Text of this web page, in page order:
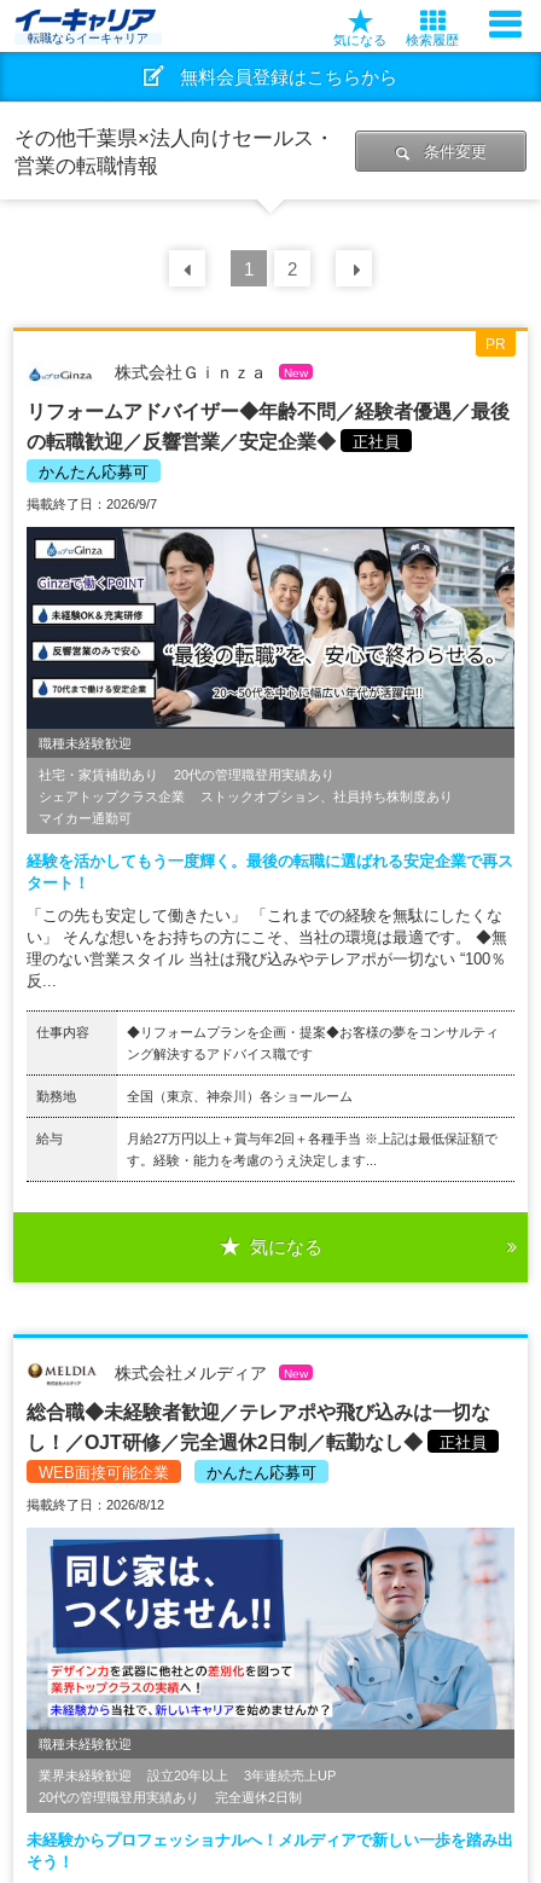
転職ならイーキャリア 気になる 検索履歴
無料会員登録はこちらから
その他千葉県×法人向けセールス・
営業の転職情報
条件変更
前の 30
1 2
株式会社Ｇｉｎｚａ New
リフォームアドバイザー◆年齢不問／経験者優遇／最後
の転職歓迎／反響営業／安定企業◆
正社員
かんたん応募可
掲載終了日：2026/9/7
職種未経験歓迎
社宅・家賃補助あり
20代の管理職登用実績あり
シェアトップクラス企業
ストックオプション、社員持ち株制度あり
マイカー通勤可
経験を活かしてもう一度輝く。最後の転職に選ばれる安定企業で再ス
タート！
「この先も安定して働きたい」 「これまでの経験を無駄にしたくな
い」 そんな想いをお持ちの方にこそ、当社の環境は最適です。 ◆無
理のない営業スタイル 当社は飛び込みやテレアポが一切ない “100％
反...
仕事内容
◆リフォームプランを企画・提案◆お客様の夢をコンサルティ
ング解決するアドバイス職です
勤務地 全国（東京、神奈川）各ショールーム
給与
月給27万円以上＋賞与年2回＋各種手当 ※上記は最低保証額で
す。経験・能力を考慮のうえ決定します...
気になる
PR
株式会社メルディア New
総合職◆未経験者歓迎／テレアポや飛び込みは一切な
し！／OJT研修／完全週休2日制／転勤なし◆
正社員
WEB面接可能企業
かんたん応募可
掲載終了日：2026/8/12
職種未経験歓迎
業界未経験歓迎 設立20年以上
3年連続売上UP
20代の管理職登用実績あり
完全週休2日制
未経験からプロフェッショナルへ！メルディアで新しい一歩を踏み出
そう！